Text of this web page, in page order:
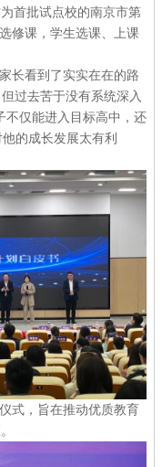
首批试点校的南京市第
修课，学生选课、上课
长看到了实实在在的路
过去苦于没有系统深入
不仅能进入目标高中，还
的成长发展太有利
式，旨在推动优质教育